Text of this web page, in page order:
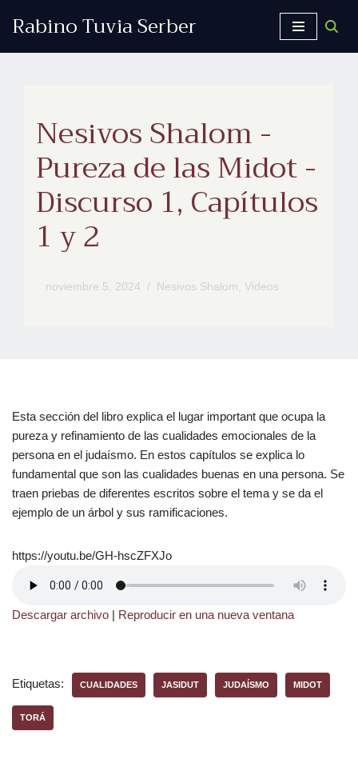
Rabino Tuvia Serber
Nesivos Shalom -
Pureza de las Midot -
Discurso 1, Capítulos
1 y 2
noviembre 5, 2024 Nesivos Shalom, Videos
Esta sección del libro explica el lugar important que ocupa la
pureza y refinamiento de las cualidades emocionales de la
persona en el judaísmo. En estos capítulos se explica lo
fundamental que son las cualidades buenas en una persona. Se
traen priebas de diferentes escritos sobre el tema y se da el
ejemplo de un árbol y sus ramificaciones.
https://youtu.be/GH-hscZFXJo
Descargar archivo | Reproducir en una nueva ventana
Etiquetas: CUALIDADES JASIDUT JUDAÍSMO MIDOT
TORÁ